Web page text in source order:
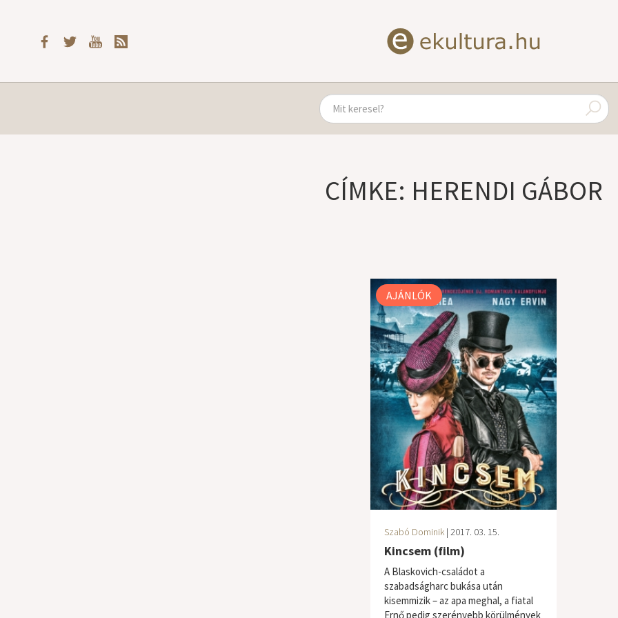
CÍMKE: HERENDI GÁBOR
AJÁNLÓK
Szabó Dominik | 2017. 03. 15.
Kincsem (film)
A Blaskovich-családot a
szabadságharc bukása után
kisemmizik – az apa meghal, a fiatal
Ernő pedig szerényebb körülmények